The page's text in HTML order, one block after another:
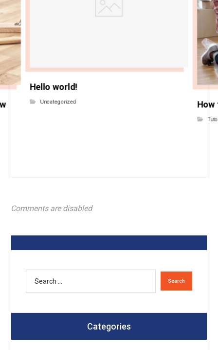
Hello world!
Uncategorized How
Comments are disabled
Categories